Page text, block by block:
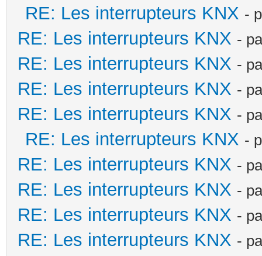
RE: Les interrupteurs KNX -
RE: Les interrupteurs KNX -
RE: Les interrupteurs KNX -
RE: Les interrupteurs KNX -
RE: Les interrupteurs KNX -
RE: Les interrupteurs KNX -
RE: Les interrupteurs KNX -
RE: Les interrupteurs KNX -
RE: Les interrupteurs KNX -
RE: Les interrupteurs KNX -